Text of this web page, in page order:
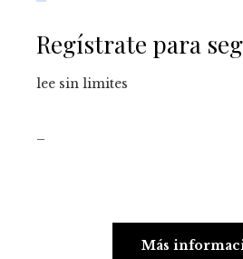
Regístrate para
lee sin limites
Más